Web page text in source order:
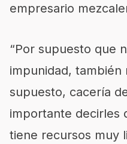
empresario
“Por supuesto que
impunidad,
supuesto, cacería
importante decirles
tiene recursos muy